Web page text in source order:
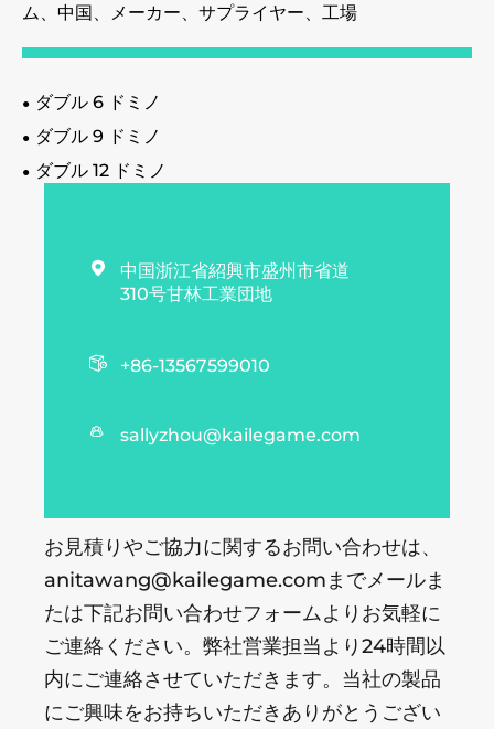
ム、中国、メーカー、サプライヤー、工場
ダブル 6 ドミノ
ダブル 9 ドミノ
ダブル 12 ドミノ

中国浙江省紹興市盛州市省道
310号甘林工業団地
 +86-13567599010
 sallyzhou@kailegame.com
お見積りやご協力に関するお問い合わせは、
anitawang@kailegame.comまでメールま
たは下記お問い合わせフォームよりお気軽に
ご連絡ください。弊社営業担当より24時間以
内にご連絡させていただきます。当社の製品
にご興味をお持ちいただきありがとうござい